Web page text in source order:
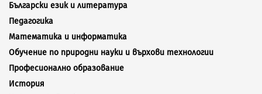
Български език и литература
Педагогика
Математика и информатика
Обучение по природни науки и върхови технологии
Професионално образование
История